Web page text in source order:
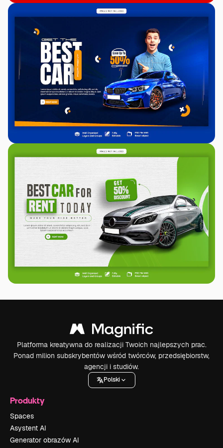
Platforma kreatywna do realizacji Twoich najlepszych prac.
Ponad milion subskrybentów wśród twórców, przedsiębiorstw,
agencji i studiów.
Polski
Produkty
Spaces
Asystent AI
Generator obrazów AI